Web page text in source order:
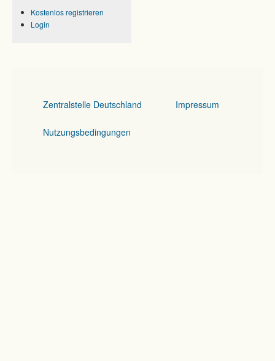
Kostenlos registrieren
Login
Zentralstelle Deutschland Impressum
Nutzungsbedingungen